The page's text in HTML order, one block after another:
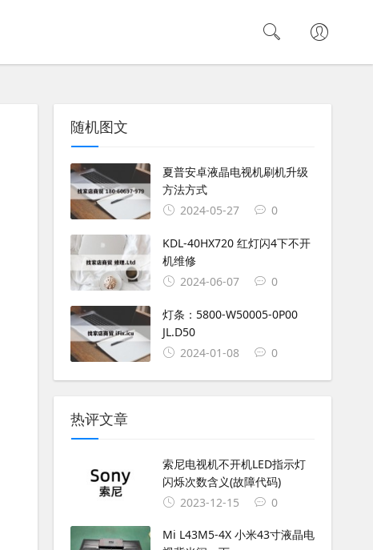
随机图文
夏普安卓液晶电视机刷机升级
方法方式
2024-05-27
0
KDL-40HX720 红灯闪4下不开
机维修
2024-06-07
0
灯条：5800-W50005-0P00
JL.D50
2024-01-08
0
热评文章
索尼电视机不开机LED指示灯
闪烁次数含义(故障代码)
2023-12-15
0
Mi L43M5-4X 小米43寸液晶电